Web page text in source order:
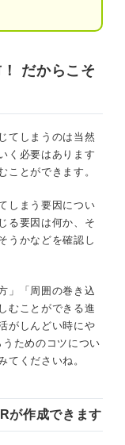
活がしんどい時
活に取り組む
る
むのはNG！ お
におすすめの気
だからこそ
てしまうのは当然
く必要はあります
ことができます。
しまう要因につい
る要因は何か、そ
うかなどを確認し
」「周囲の巻き込
むことができる進
がしんどい時にや
ためのコツについ
てくださいね。
が作成できます
てしまう原因
うになる4ステッ